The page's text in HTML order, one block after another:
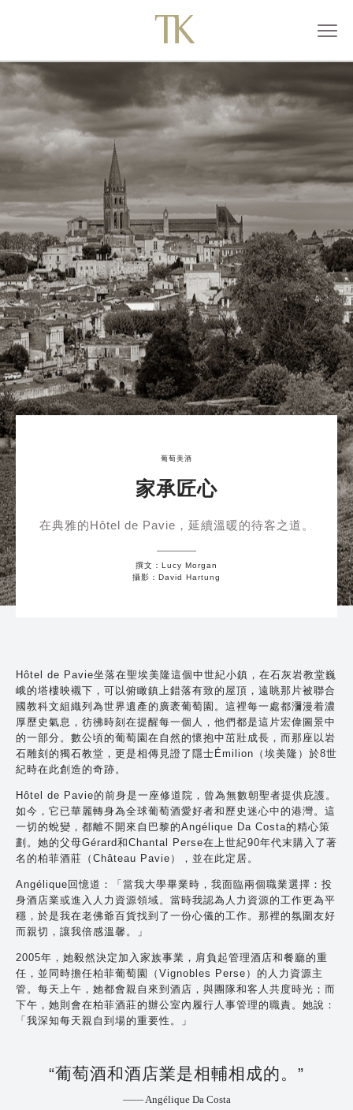
葡萄美酒
家承匠心
在典雅的Hôtel de Pavie，延續溫暖的待客之道。
撰文：Lucy Morgan
攝影：David Hartung
Hôtel de Pavie坐落在聖埃美隆這個中世紀小鎮，在石灰岩教堂巍
峨的塔樓映襯下，可以俯瞰鎮上錯落有致的屋頂，遠眺那片被聯合
國教科文組織列為世界遺產的廣袤葡萄園。這裡每一處都瀰漫着濃
厚歷史氣息，彷彿時刻在提醒每一個人，他們都是這片宏偉圖景中
的一部分。數公頃的葡萄園在自然的懷抱中茁壯成長，而那座以岩
石雕刻的獨石教堂，更是相傳見證了隱士Émilion（埃美隆）於8世
紀時在此創造的奇跡。
Hôtel de Pavie的前身是一座修道院，曾為無數朝聖者提供庇護。
如今，它已華麗轉身為全球葡萄酒愛好者和歷史迷心中的港灣。這
一切的蛻變，都離不開來自巴黎的Angélique Da Costa的精心策
劃。她的父母Gérard和Chantal Perse在上世紀90年代末購入了著
名的柏菲酒莊（Château Pavie），並在此定居。
Angélique回憶道：「當我大學畢業時，我面臨兩個職業選擇：投
身酒店業或進入人力資源領域。當時我認為人力資源的工作更為平
穩，於是我在老佛爺百貨找到了一份心儀的工作。那裡的氛圍友好
而親切，讓我倍感溫馨。」
2005年，她毅然決定加入家族事業，肩負起管理酒店和餐廳的重
任，並同時擔任柏菲葡萄園（Vignobles Perse）的人力資源主
管。每天上午，她都會親自來到酒店，與團隊和客人共度時光；而
下午，她則會在柏菲酒莊的辦公室內履行人事管理的職責。她說：
「我深知每天親自到場的重要性。」
“葡萄酒和酒店業是相輔相成的。”
—— Angélique Da Costa